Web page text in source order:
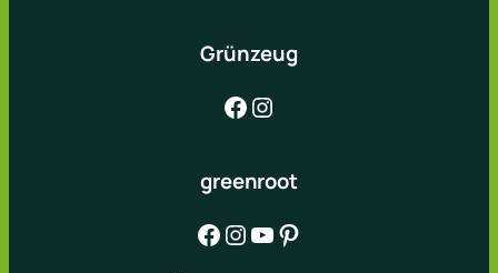
Grünzeug
Facebook Instagram
greenroot
Facebook Instagram YouTube Pinterest